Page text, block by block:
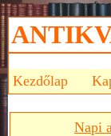
Kezdőlap
Napi